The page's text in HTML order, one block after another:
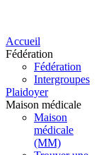
Accueil
Fédération
Fédération
Intergroupes
Plaidoyer
Maison médicale
Maison
médicale
(MM)